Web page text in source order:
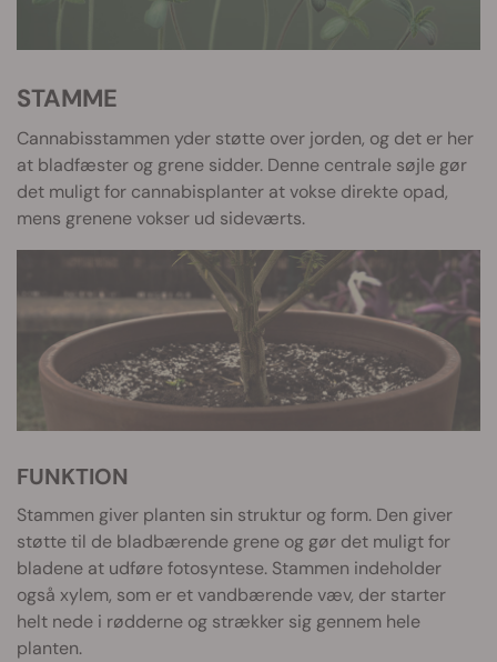
STAMME
Cannabisstammen yder støtte over jorden, og det er her
at bladfæster og grene sidder. Denne centrale søjle gør
det muligt for cannabisplanter at vokse direkte opad,
mens grenene vokser ud sideværts.
FUNKTION
Stammen giver planten sin struktur og form. Den giver
støtte til de bladbærende grene og gør det muligt for
bladene at udføre fotosyntese. Stammen indeholder
også xylem, som er et vandbærende væv, der starter
helt nede i rødderne og strækker sig gennem hele
planten.